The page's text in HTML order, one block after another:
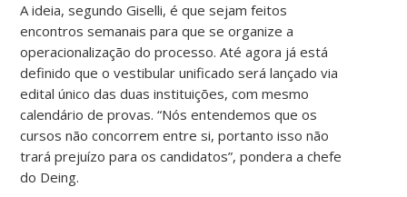
A ideia, segundo Giselli, é que sejam feitos
encontros semanais para que se organize a
operacionalização do processo. Até agora já está
definido que o vestibular unificado será lançado via
edital único das duas instituições, com mesmo
calendário de provas. “Nós entendemos que os
cursos não concorrem entre si, portanto isso não
trará prejuízo para os candidatos”, pondera a chefe
do Deing.